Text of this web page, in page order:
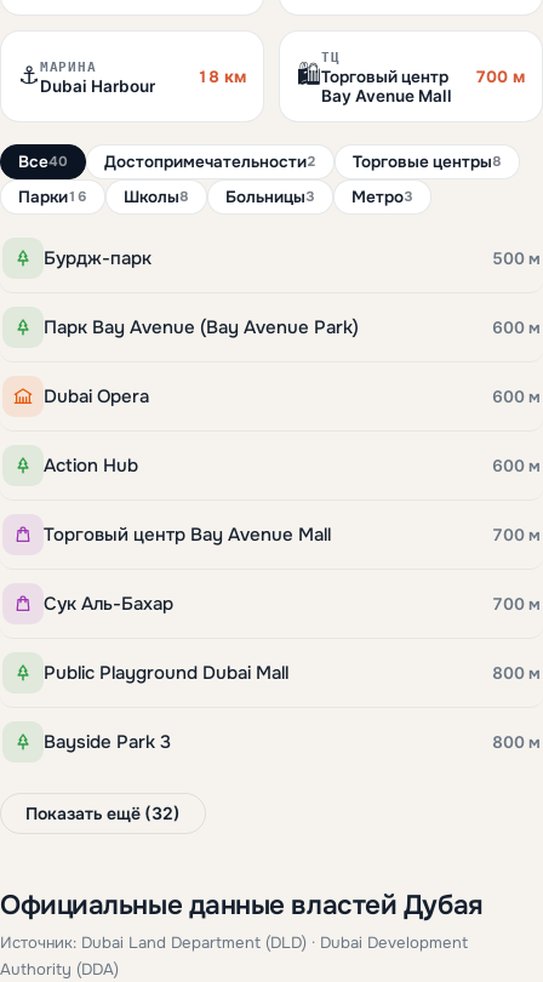
⚓ МАРИНА
Dubai Harbour 18 км 🛍️
ТЦ
Торговый центр
Bay Avenue Mall
700 м
Все40 Достопримечательности2 Торговые центры8
Парки16 Школы8 Больницы3 Метро3
Бурдж-парк 500 м
Парк Bay Avenue (Bay Avenue Park) 600 м
Dubai Opera 600 м
Action Hub 600 м
Торговый центр Bay Avenue Mall 700 м
Сук Аль-Бахар 700 м
Public Playground Dubai Mall 800 м
Bayside Park 3 800 м
Показать ещё (32)
Официальные данные властей Дубая
Источник: Dubai Land Department (DLD) · Dubai Development
Authority (DDA)